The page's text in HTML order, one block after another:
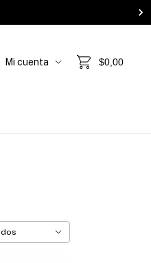
Mi cuenta $0,00